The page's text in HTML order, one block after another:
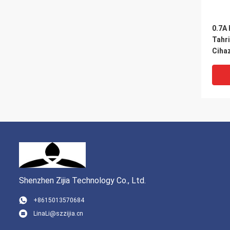
0.7A
Shenzhen Zijia Technology Co., Ltd.
+8615013570684
LinaLi@szzijia.cn